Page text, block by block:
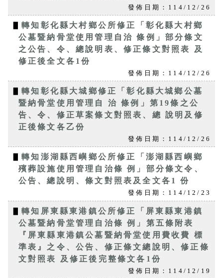
發佈日期：114/12/26
▋轉知彰化縣大村鄉公所修正「彰化縣大村鄉
公墓暨納骨堂使用管理自治 條例」部分條文
之公告、令、總說明表、修正條文對照表 及
修正後全文各1份
發佈日期：114/12/26
▋轉知彰化縣大城鄉修正「彰化縣大城鄉公墓
暨納骨堂使用管理自 治 條例」第19條之公
告、令、修正草案條文對照表、總 說明及修
正後條文各乙份
發佈日期：114/12/26
▋轉知澎湖縣西嶼鄉公所修正「澎湖縣西嶼鄉
殯葬設施使用管理自治條 例」部分條文令、
公告、總說明、條文對照表及全文各1 份
發佈日期：114/12/23
▋轉知屏東縣東港鎮公所修正「屏東縣東港鎮
公墓暨納骨堂管理自治條 例」第五條附表
『屏東縣東港鎮公墓暨納骨堂使用費收費 標
準表』之令、公告、修正條文總說明、修正條
文對照表 及修正後完整條文各1份
發佈日期：114/12/19